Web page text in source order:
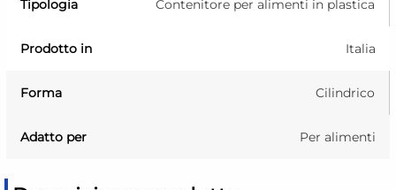
Tipologia Contenitore per alimenti in plastica
Prodotto in Italia
Forma Cilindrico
Adatto per Per alimenti